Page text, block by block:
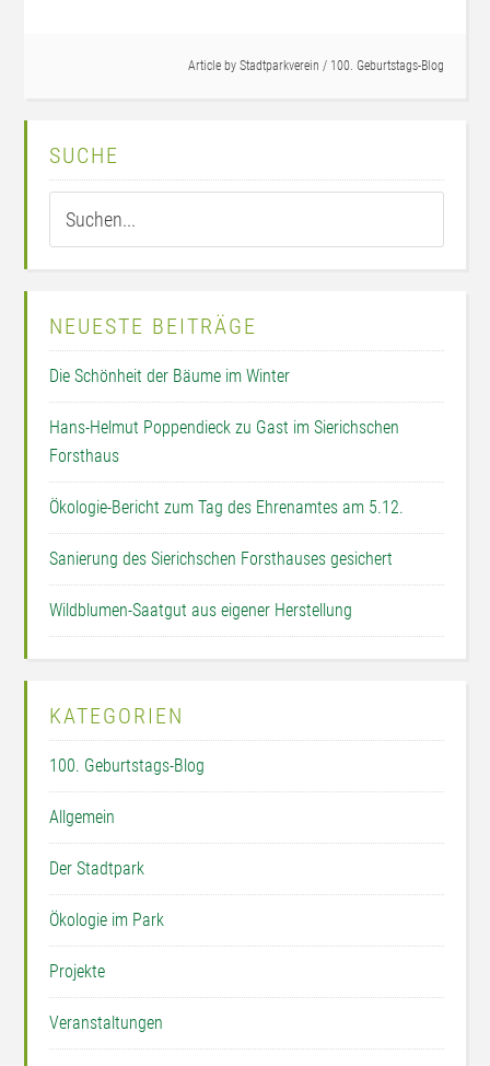
Article by Stadtparkverein / 100. Geburtstags-Blog
SUCHE
NEUESTE BEITRÄGE
Die Schönheit der Bäume im Winter
Hans-Helmut Poppendieck zu Gast im Sierichschen
Forsthaus
Ökologie-Bericht zum Tag des Ehrenamtes am 5.12.
Sanierung des Sierichschen Forsthauses gesichert
Wildblumen-Saatgut aus eigener Herstellung
KATEGORIEN
100. Geburtstags-Blog
Allgemein
Der Stadtpark
Ökologie im Park
Projekte
Veranstaltungen